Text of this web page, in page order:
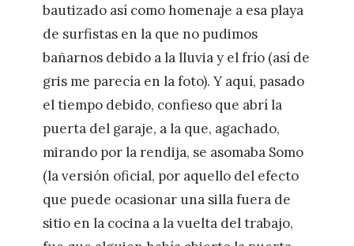
bautizado así como homenaje a esa playa
de surfistas en la que no pudimos
bañarnos debido a la lluvia y el frío (así de
gris me parecía en la foto). Y aquí, pasado
el tiempo debido, confieso que abrí la
puerta del garaje, a la que, agachado,
mirando por la rendija, se asomaba Somo
(la versión oficial, por aquello del efecto
que puede ocasionar una silla fuera de
sitio en la cocina a la vuelta del trabajo,